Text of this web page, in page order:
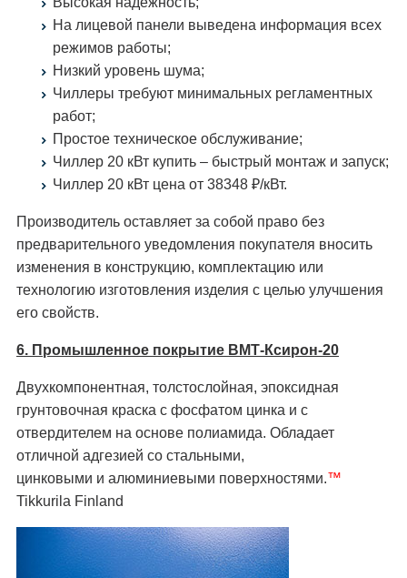
На лицевой панели выведена информация всех
режимов работы;
Низкий уровень шума;
Чиллеры требуют минимальных регламентных
работ;
Простое техническое обслуживание;
Чиллер 20 кВт купить – быстрый монтаж и запуск;
Чиллер 20 кВт цена от 38348 ₽/кВт.
Производитель оставляет за собой право без
предварительного уведомления покупателя вносить
изменения в конструкцию, комплектацию или
технологию изготовления изделия с целью улучшения
его свойств.
6. Промышленное покрытие ВМТ-Ксирон-20
Двухкомпонентная, толстослойная, эпоксидная
грунтовочная краска с фосфатом цинка и с
отвердителем на основе полиамида. Обладает
отличной адгезией со стальными,
цинковыми и алюминиевыми поверхностями.™
Tikkurila Finland